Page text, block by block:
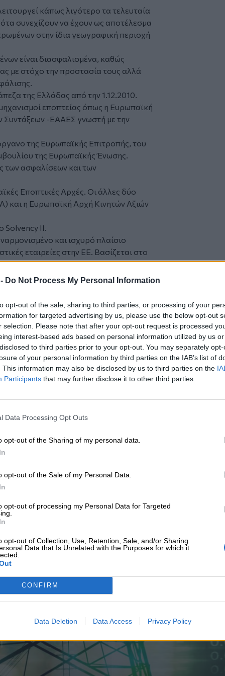
Do Not Process My Personal Information
opt-out of the sale, sharing to third parties, or processing of your
for targeted advertising by us, please use the below opt-out
selection. Please note that after your opt-out request is processed
interest-based ads based on personal information utilized by us
to third parties prior to your opt-out. You may separately
of your personal information by third parties on the IAB’s list of
This information may also be disclosed by us to third parties on the
Participants that may further disclose it to other third parties.
Data Processing Opt Outs
opt-out of the Sharing of my personal data.
opt-out of the Sale of my Personal Data.
opt-out of processing my Personal Data for Targeted
opt-out of Collection, Use, Retention, Sale, and/or Sharing
Data that Is Unrelated with the Purposes for which it
CONFIRM
Data Deletion Data Access Privacy Policy
κάπως λιγότερο τα τελευταία
συνεχίζουν να έχουν ως αποτέλεσμα
στην ίδια γεωγραφική περιοχή
είναι διασφαλισμένα, καθώς
με στόχο την προστασία τους αλλά
της Ελλάδας από την 1.12.2010.
εποπτείας όπως η Ευρωπαϊκή
Συντάξεων -ΕΑΑΕΣ γνωστή με την
της Ευρωπαϊκής Επιτροπής, του
της Ευρωπαϊκής Ένωσης.
των ασφαλίσεων και των
Εποπτικές Αρχές. Οι άλλες δύο
και η Ευρωπαϊκή Αρχή Κινητών Αξιών
Solvency II.
και ισχυρό πλαίσιο
εταιρείες στην ΕΕ. Βασίζεται στο
με σκοπό την προώθηση της
ανταγωνιστικότητας.
Πρότυπο Χρηματοοικονομικής
εφαρμογή για τα ασφαλιστικά
σαφήνεια και συνέπεια, στην
δίνουν, για τους χρηματικούς
τους συμβάσεις.
με το Solvency II.
από την φτωχή εποπτεία πριν από το
καθώς οι ασφαλιστικές
στο Google
ροή